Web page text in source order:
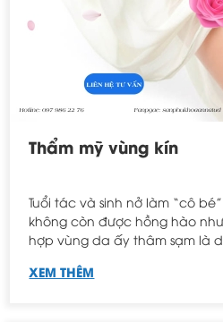
Thẩm mỹ vùng kín
Tuổi tác và sinh nở làm “cô
không còn được hồng hào
hợp vùng da ấy thâm sạm là
XEM THÊM